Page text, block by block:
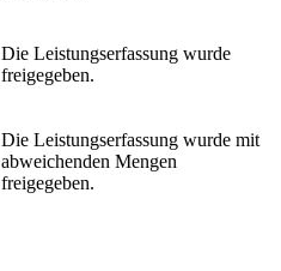
Die Leistungserfassung wurde
freigegeben.
Die Leistungserfassung wurde mit
abweichenden Mengen
freigegeben.